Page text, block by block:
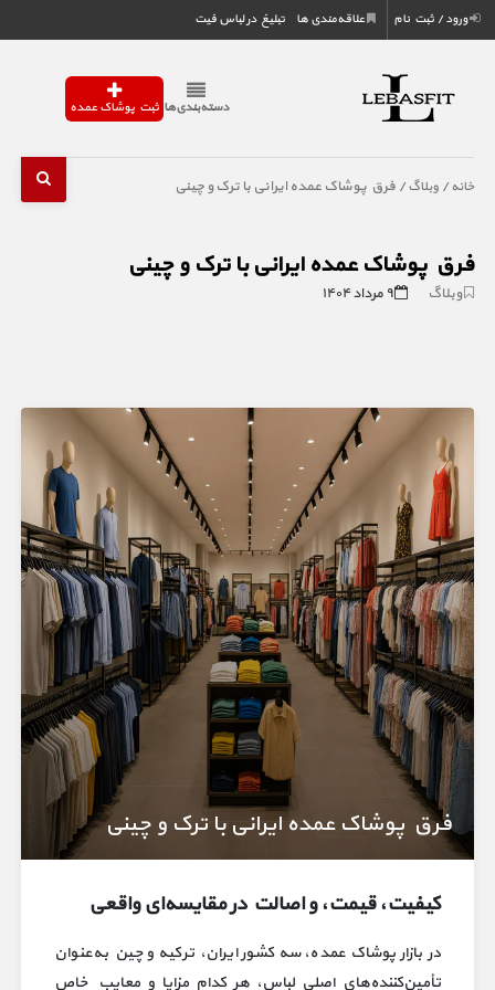
ورود / ثبت نام علاقه‌مندی ها تبلیغ در لباس فیت
دسته‌بندی‌ها ثبت پوشاک عمده
خانه /وبلاگ/ فرق پوشاک عمده ایرانی با ترک و چینی
فرق پوشاک عمده ایرانی با ترک و چینی
وبلاگ ۹ مرداد ۱۴۰۴
فرق پوشاک عمده ایرانی با ترک و چینی
کیفیت، قیمت، و اصالت در مقایسه‌ای واقعی
در بازار پوشاک عمده، سه کشور ایران، ترکیه و چین به‌عنوان
تأمین‌کننده‌های اصلی لباس، هر کدام مزایا و معایب خاص